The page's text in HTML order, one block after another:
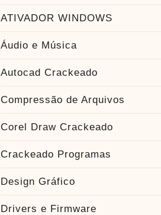
ATIVADOR WINDOWS
Áudio e Música
Autocad Crackeado
Compressão de Arquivos
Corel Draw Crackeado
Crackeado Programas
Design Gráfico
Drivers e Firmware